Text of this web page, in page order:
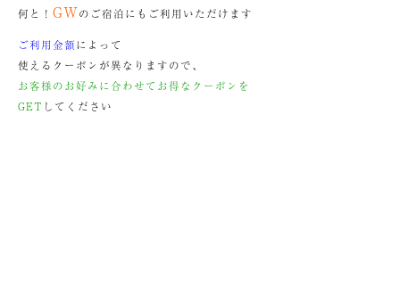
何と！ GWのご宿泊にもご利用いただけます
ご利用金額によって
使えるクーポンが異なりますので、
お客様のお好みに合わせてお得なクーポンを
GET してください